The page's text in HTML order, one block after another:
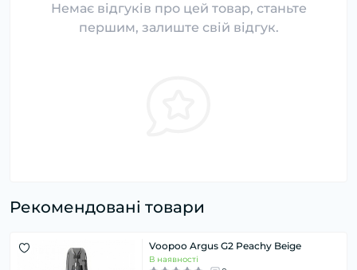
Немає відгуків про цей товар, станьте
першим, залиште свій відгук.
Рекомендовані товари
Voopoo Argus G2 Peachy Beige
В наявності